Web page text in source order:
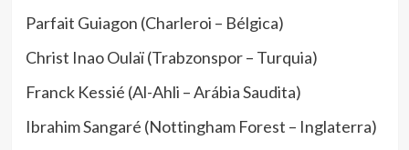
Parfait Guiagon (Charleroi – Bélgica)
Christ Inao Oulaï (Trabzonspor – Turquia)
Franck Kessié (Al-Ahli – Arábia Saudita)
Ibrahim Sangaré (Nottingham Forest – Inglaterra)